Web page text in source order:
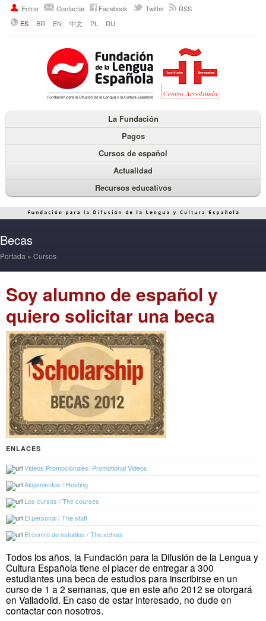
Entrar Contactar Facebook Twitter
RSS
ES
BR EN 中文 PL RU
La Fundación
Pagos
Cursos de español
Actualidad
Recursos educativos
Becas
Portada » Cursos
Soy alumno de español y
quiero solicitar una beca
ENLACES
Videos Promocionales/ Promotional Videos
Alojamientos / Hosting
Los cursos / The courses
El personal / The staff
El centro de estudios / The school
Todos los años, la Fundación para la Difusión de la Lengua y
Cultura Española tiene el placer de entregar a 300
estudiantes una beca de estudios para inscribirse en un
curso de 1 a 2 semanas, que en este año 2012 se otorgará
en Valladolid. En caso de estar interesado, no dude en
contactar con nosotros.